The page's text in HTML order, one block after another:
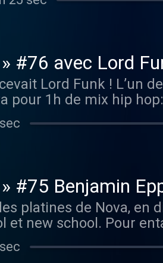
d'Onyx en fin d'émission
#76 avec Lord
Lord Funk ! L’un
pour 1h de mix hip
#75 Benjamin
platines de Nova, en
et new school. Pour
d'Atlanta, qui livre un
même). Le rappeur